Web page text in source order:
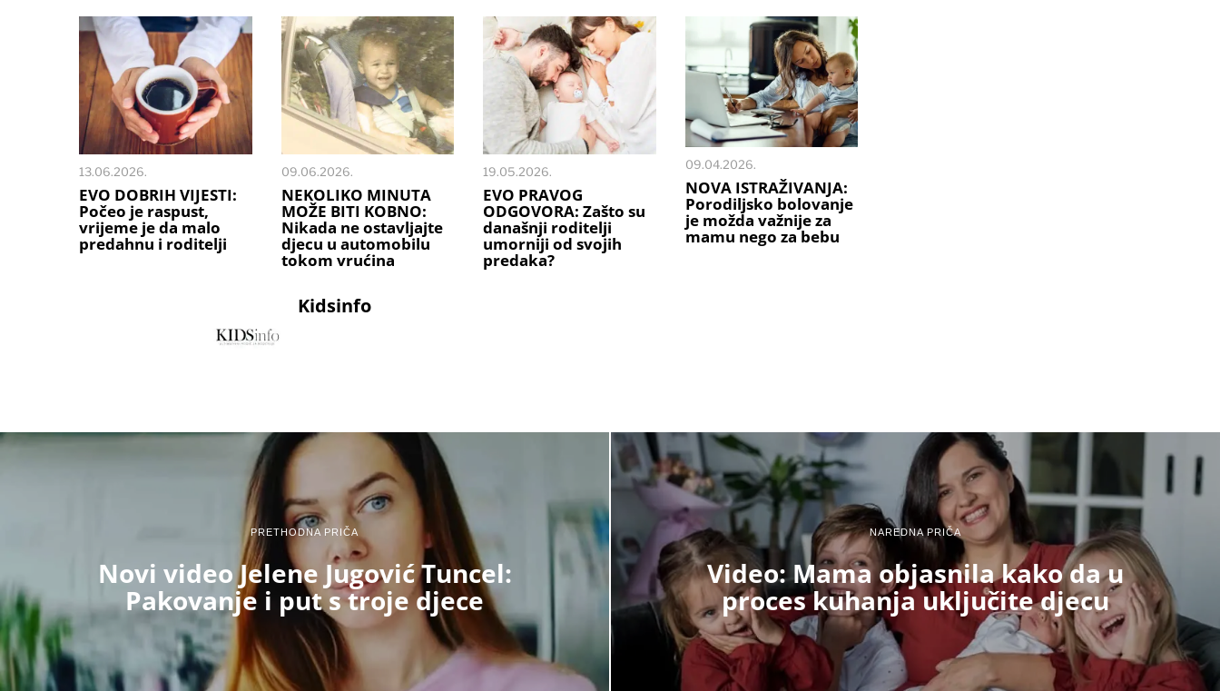
13.06.2026.
EVO DOBRIH VIJESTI:
Počeo je raspust,
vrijeme je da malo
predahnu i roditelji
09.06.2026.
NEKOLIKO MINUTA
MOŽE BITI KOBNO:
Nikada ne ostavljajte
djecu u automobilu
tokom vrućina
19.05.2026.
EVO PRAVOG
ODGOVORA: Zašto su
današnji roditelji
umorniji od svojih
predaka?
09.04.2026.
NOVA ISTRAŽIVANJA:
Porodiljsko bolovanje
je možda važnije za
mamu nego za bebu
Kidsinfo
PRETHODNA PRIČA
Novi video Jelene Jugović Tuncel:
Pakovanje i put s troje djece
NAREDNA PRIČA
Video: Mama objasnila kako da u
proces kuhanja uključite djecu